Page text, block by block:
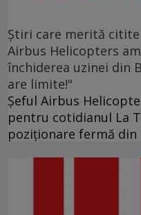
Ştiri care merită citite
Airbus Helicopters
închiderea uzinei din
are limite!"
Șeful Airbus
pentru cotidianul La
poziţionare fermă din